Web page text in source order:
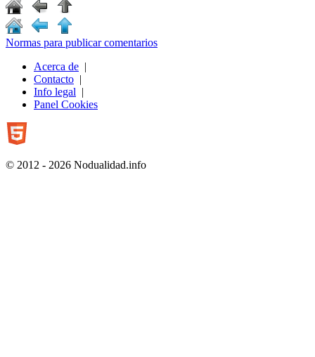
Normas para publicar comentarios
Acerca de |
Contacto |
Info legal |
Panel Cookies
© 2012 - 2026 Nodualidad.info